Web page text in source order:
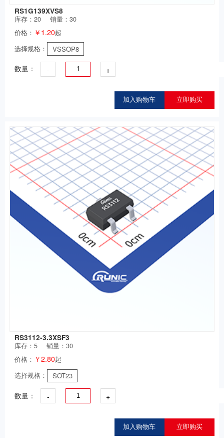
RS1G139XVS8
库存：20
销量：30
价格： ￥1.20起
选择规格：
VSSOP8
数量： - +
加入购物车 立即购买
RS3112-3.3XSF3
库存：5
销量：30
价格： ￥2.80起
选择规格：
SOT23
数量： - +
加入购物车 立即购买